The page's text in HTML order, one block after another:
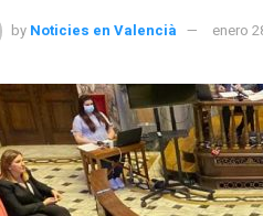
by Noticies en Valencià enero